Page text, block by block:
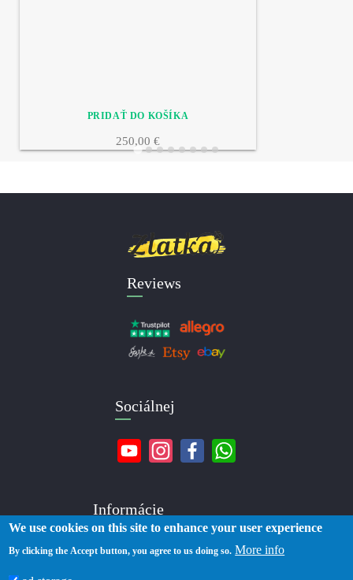
250,00 €
Reviews
Sociálnej
Informácie
O nás
We use cookies on this site to enhance your user experience
By clicking the Accept button, you agree to us doing so. More info